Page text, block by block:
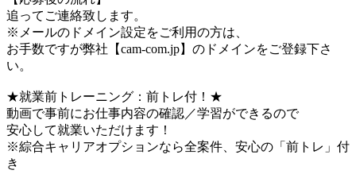
追ってご連絡致します。
※メールのドメイン設定をご利用の方は、
お手数ですが弊社【cam-com.jp】のドメインをご登録下さ
い。
★就業前トレーニング：前トレ付！★
動画で事前にお仕事内容の確認／学習ができるので
安心して就業いただけます！
※綜合キャリアオプションなら全案件、安心の「前トレ」付
き